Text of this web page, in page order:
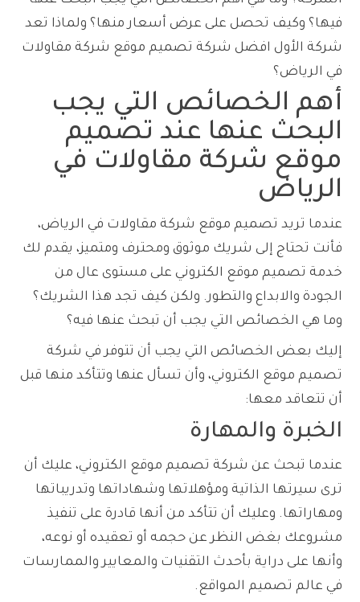
فيها؟ وكيف تحصل على عرض أسعار منها؟ ولماذا تعد
شركة الأول افضل شركة تصميم موقع شركة مقاولات
في الرياض؟
أهم الخصائص التي يجب
البحث عنها عند تصميم
موقع شركة مقاولات في
الرياض
عندما تريد تصميم موقع شركة مقاولات في الرياض،
فأنت تحتاج إلى شريك موثوق ومحترف ومتميز، يقدم لك
خدمة تصميم موقع الكتروني على مستوى عال من
الجودة والابداع والتطور. ولكن كيف تجد هذا الشريك؟
وما هي الخصائص التي يجب أن تبحث عنها فيه؟
إليك بعض الخصائص التي يجب أن تتوفر في شركة
تصميم موقع الكتروني، وأن تسأل عنها وتتأكد منها قبل
أن تتعاقد معها:
الخبرة والمهارة
عندما تبحث عن شركة تصميم موقع الكتروني، عليك أن
ترى سيرتها الذاتية ومؤهلاتها وشهاداتها وتدريباتها
ومهاراتها. وعليك أن تتأكد من أنها قادرة على تنفيذ
مشروعك بغض النظر عن حجمه أو تعقيده أو نوعه،
وأنها على دراية بأحدث التقنيات والمعايير والممارسات
في عالم تصميم المواقع.